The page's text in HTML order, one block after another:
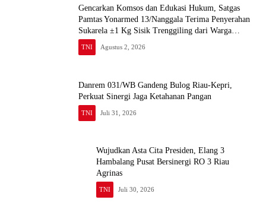
Gencarkan Komsos dan Edukasi Hukum, Satgas
Pamtas Yonarmed 13/Nanggala Terima Penyerahan
Sukarela ±1 Kg Sisik Trenggiling dari Warga
Perbatasan
TNI Agustus 2, 2026
Danrem 031/WB Gandeng Bulog Riau-Kepri,
Perkuat Sinergi Jaga Ketahanan Pangan
TNI Juli 31, 2026
Wujudkan Asta Cita Presiden, Elang 3
Hambalang Pusat Bersinergi RO 3 Riau
Agrinas
TNI Juli 30, 2026